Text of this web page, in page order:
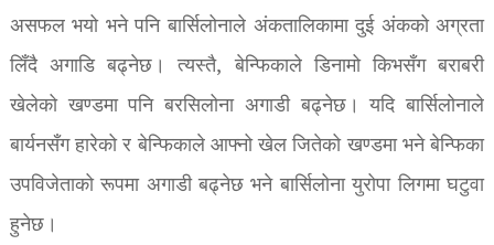
असफल भयो भने पनि बार्सिलोनाले अंकतालिकामा दुई अंकको अग्रता
लिँदै अगाडि बढ्नेछ। त्यस्तै, बेन्फिकाले डिनामो किभसँग बराबरी
खेलेको खण्डमा पनि बरसिलोना अगाडी बढ्नेछ। यदि बार्सिलोनाले
बार्यनसँग हारेको र बेन्फिकाले आफ्नो खेल जितेको खण्डमा भने बेन्फिका
उपविजेताको रूपमा अगाडी बढ्नेछ भने बार्सिलोना युरोपा लिगमा घटुवा
हुनेछ।